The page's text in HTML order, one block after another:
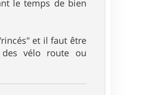
le temps de bien
et il faut être
vélo route ou